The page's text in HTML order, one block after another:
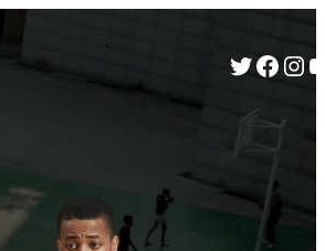
Twitter Facebook Instagram YouTube